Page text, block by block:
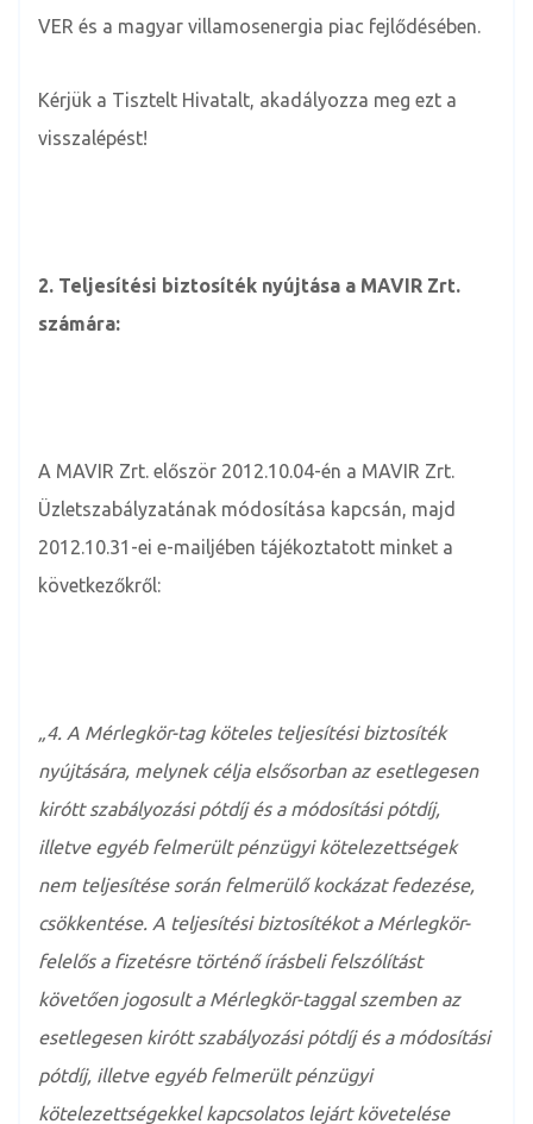
VER és a magyar villamosenergia piac fejlődésében.
Kérjük a Tisztelt Hivatalt, akadályozza meg ezt a
visszalépést!
2. Teljesítési biztosíték nyújtása a MAVIR Zrt.
számára:
A MAVIR Zrt. először 2012.10.04-én a MAVIR Zrt.
Üzletszabályzatának módosítása kapcsán, majd
2012.10.31-ei e-mailjében tájékoztatott minket a
következőkről:
„4. A Mérlegkör-tag köteles teljesítési biztosíték
nyújtására, melynek célja elsősorban az esetlegesen
kirótt szabályozási pótdíj és a módosítási pótdíj,
illetve egyéb felmerült pénzügyi kötelezettségek
nem teljesítése során felmerülő kockázat fedezése,
csökkentése. A teljesítési biztosítékot a Mérlegkör-
felelős a fizetésre történő írásbeli felszólítást
követően jogosult a Mérlegkör-taggal szemben az
esetlegesen kirótt szabályozási pótdíj és a módosítási
pótdíj, illetve egyéb felmerült pénzügyi
kötelezettségekkel kapcsolatos lejárt követelése